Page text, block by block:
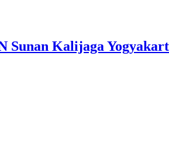
Sunan Kalijaga